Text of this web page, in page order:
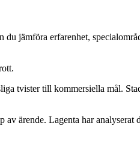
du jämföra erfarenhet,
.
tvister till kommersiella mål.
ärende. Lagenta har analyserat